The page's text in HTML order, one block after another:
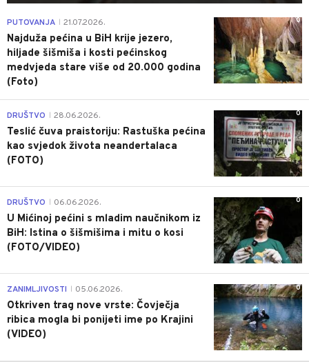
0
PUTOVANJA 21.07.2026.
Najduža pećina u BiH krije jezero,
hiljade šišmiša i kosti pećinskog
medvjeda stare više od 20.000 godina
(Foto)
0
DRUŠTVO 28.06.2026.
Teslić čuva praistoriju: Rastuška pećina
kao svjedok života neandertalaca
(FOTO)
0
DRUŠTVO 06.06.2026.
U Mićinoj pećini s mladim naučnikom iz
BiH: Istina o šišmišima i mitu o kosi
(FOTO/VIDEO)
0
ZANIMLJIVOSTI 05.06.2026.
Otkriven trag nove vrste: Čovječja
ribica mogla bi ponijeti ime po Krajini
(VIDEO)